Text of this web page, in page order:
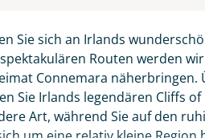
Sie sich an Irlands
Routen werden
Connemara näherbringen.
Sie Irlands legendären Cliffs
Art, während Sie auf den